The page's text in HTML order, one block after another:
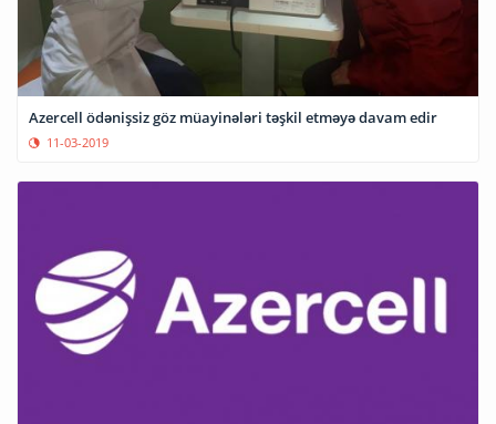
Azercell ödənişsiz göz müayinələri təşkil etməyə davam edir
11-03-2019